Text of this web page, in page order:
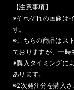
【注意事項】
※それぞれの画像は
す。
※こちらの商品はス
ておりますが、一時
※購入タイミングに
あります。
※2次発注分を購入